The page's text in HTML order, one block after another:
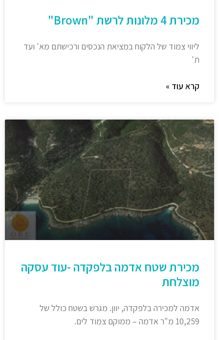
מכירת 4 מלונות לרשת "Brown"
ליווי צמוד של הלקוח במציאת הנכסים ורכישתם מא' ועד
ת'
קרא עוד »
מכירת שטח אדמה בלפקדה -עוד עסקה
מוצלחת
אדמה למכירה בלפקדה, יוון. מגרש בשטח כולל של
10,259 מ"ר אדמה – ממוקם צמוד לים.